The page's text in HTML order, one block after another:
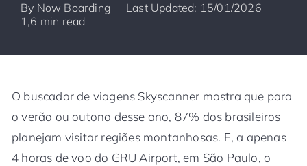
By Now Boarding
Last Updated: 15/01/2026
1,6 min read
O buscador de viagens Skyscanner mostra que para
o verão ou outono desse ano, 87% dos brasileiros
planejam visitar regiões montanhosas. E, a apenas
4 horas de voo do GRU Airport, em São Paulo, o